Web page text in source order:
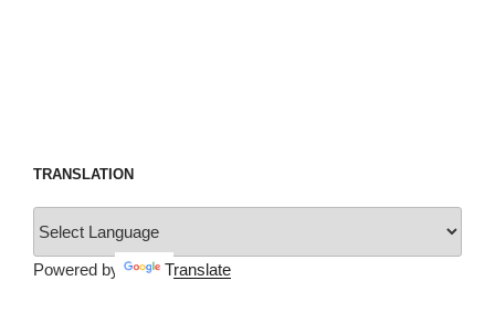
TRANSLATION
Powered by Translate